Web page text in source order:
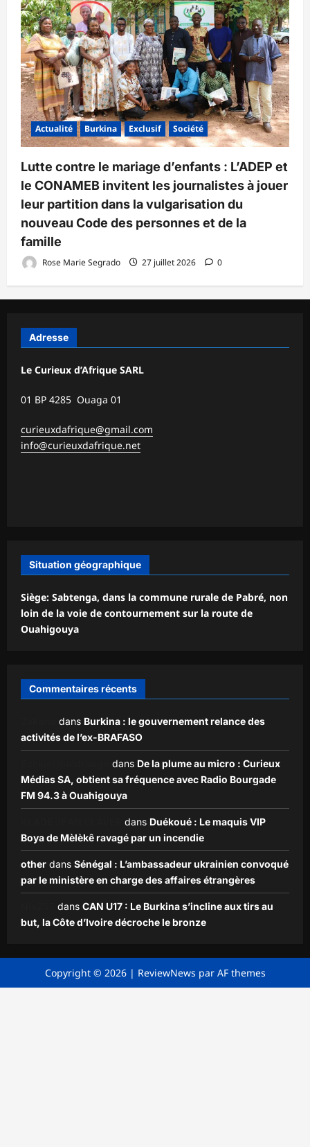
Actualité Burkina Exclusif Société
Lutte contre le mariage d’enfants : L’ADEP et
le CONAMEB invitent les journalistes à jouer
leur partition dans la vulgarisation du
nouveau Code des personnes et de la
famille
Rose Marie Segrado 27 juillet 2026 0
Adresse
Le Curieux d’Afrique SARL
01 BP 4285 Ouaga 01
curieuxdafrique@gmail.com
info@curieuxdafrique.net
Situation géographique
Siège: Sabtenga, dans la commune rurale de Pabré, non
loin de la voie de contournement sur la route de
Ouahigouya
Commentaires récents
dans Burkina : le gouvernement relance des
activités de l’ex-BRAFASO
dans De la plume au micro : Curieux
Médias SA, obtient sa fréquence avec Radio Bourgade
FM 94.3 à Ouahigouya
dans Duékoué : Le maquis VIP
Boya de Mèlèkê ravagé par un incendie
other dans Sénégal : L’ambassadeur ukrainien convoqué
par le ministère en charge des affaires étrangères
dans CAN U17 : Le Burkina s’incline aux tirs au
but, la Côte d’Ivoire décroche le bronze
Copyright © 2026 | ReviewNews par AF themes